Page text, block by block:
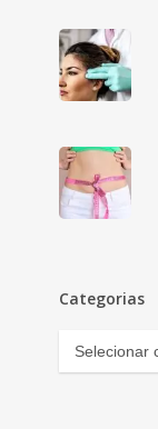
Categorias
Categorias